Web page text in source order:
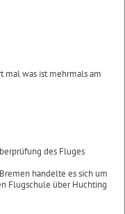
mal was ist mehrmals am
des Fluges
handelte es sich um
Flugschule über Huchting